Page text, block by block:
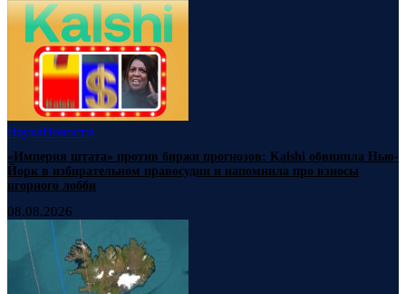
НаукаНовости
«Империя штата» против биржи прогнозов: Kalshi обвинила Нью-
Йорк в избирательном правосудии и напомнила про взносы
игорного лобби
08.08.2026